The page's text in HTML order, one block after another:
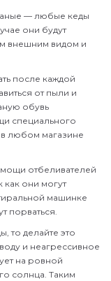
— любые кеды
они будут
внешним видом и
после каждой
от пыли и
обувь
специального
любом магазине
отбеливателей
как они могут
машинке
порваться.
то делайте это
и неагрессивное
на ровной
солнца. Таким